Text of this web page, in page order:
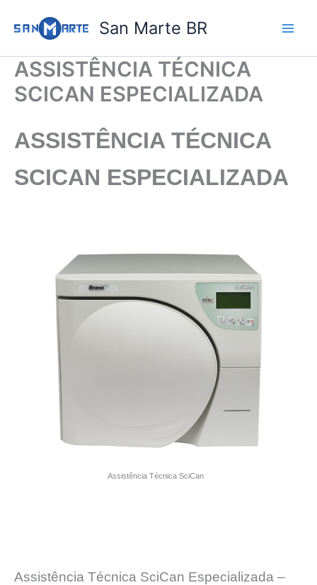
para
conteúdo
San Marte BR
ASSISTÊNCIA TÉCNICA
SCICAN ESPECIALIZADA
ASSISTÊNCIA TÉCNICA
SCICAN ESPECIALIZADA
Assistência Técnica SciCan
Assistência Técnica SciCan Especializada –